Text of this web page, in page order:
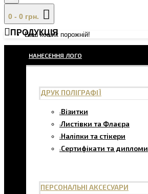
0 - 0 грн.
Ваш кошик порожній!
ПРОДУКЦІЯ
НАНЕСЕННЯ ЛОГО
ДРУК ПОЛІГРАФІЇ
Візитки
Листівки та Флаєра
Наліпки та стікери
Сертифікати та дипломи
ПЕРСОНАЛЬНІ АКСЕСУАРИ